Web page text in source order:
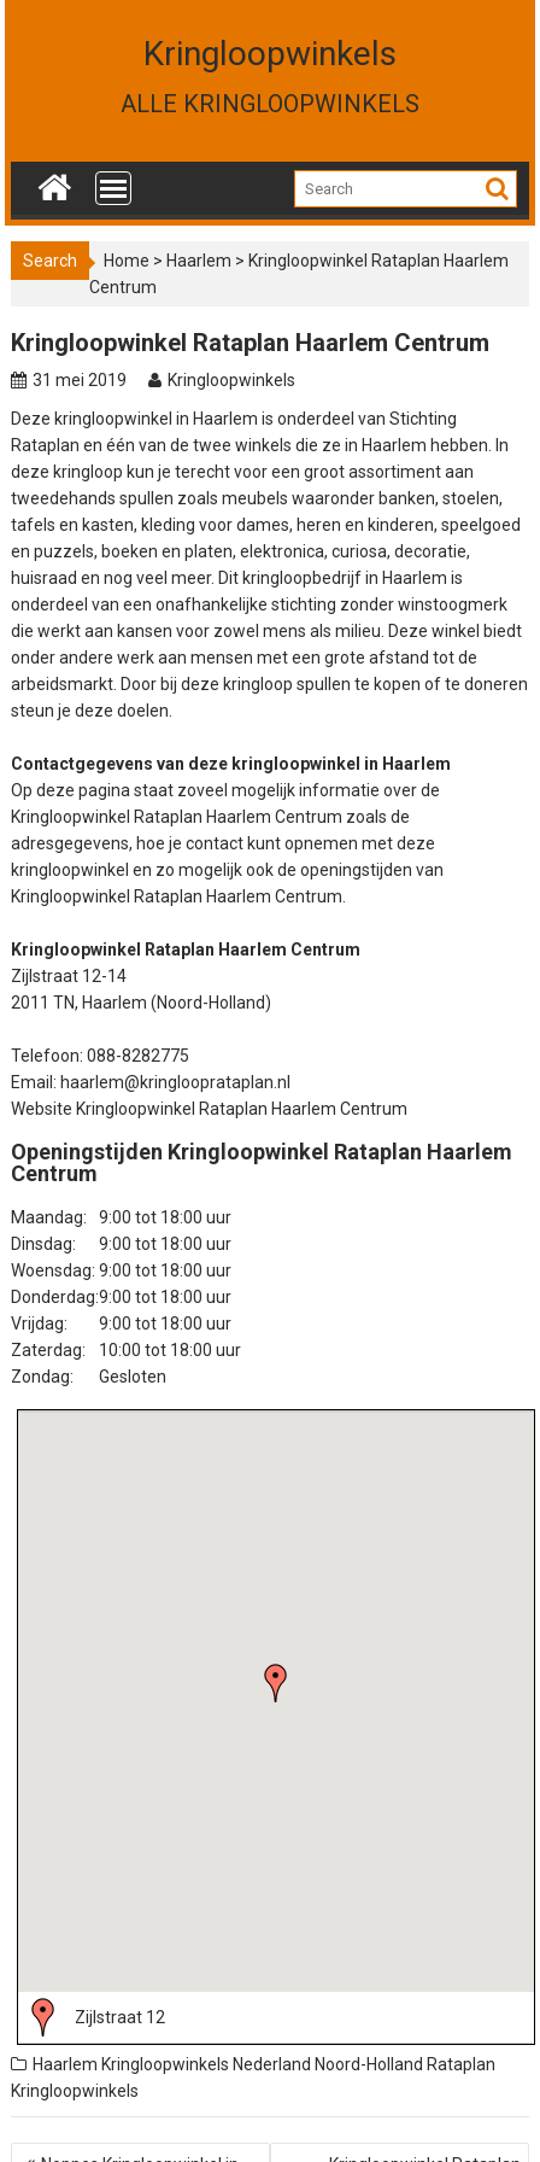
n
Kringloopwinkels
ALLE KRINGLOOPWINKELS
Search Home >Haarlem >Kringloopwinkel Rataplan Haarlem
Centrum
Kringloopwinkel Rataplan Haarlem Centrum
31 mei 2019
Kringloopwinkels
Deze kringloopwinkel in Haarlem is onderdeel van Stichting
Rataplan en één van de twee winkels die ze in Haarlem hebben. In
deze kringloop kun je terecht voor een groot assortiment aan
tweedehands spullen zoals meubels waaronder banken, stoelen,
tafels en kasten, kleding voor dames, heren en kinderen, speelgoed
en puzzels, boeken en platen, elektronica, curiosa, decoratie,
huisraad en nog veel meer. Dit kringloopbedrijf in Haarlem is
onderdeel van een onafhankelijke stichting zonder winstoogmerk
die werkt aan kansen voor zowel mens als milieu. Deze winkel biedt
onder andere werk aan mensen met een grote afstand tot de
arbeidsmarkt. Door bij deze kringloop spullen te kopen of te doneren
steun je deze doelen.
Contactgegevens van deze kringloopwinkel in Haarlem
Op deze pagina staat zoveel mogelijk informatie over de
Kringloopwinkel Rataplan Haarlem Centrum zoals de
adresgegevens, hoe je contact kunt opnemen met deze
kringloopwinkel en zo mogelijk ook de openingstijden van
Kringloopwinkel Rataplan Haarlem Centrum.
Kringloopwinkel Rataplan Haarlem Centrum
Zijlstraat 12-14
2011 TN, Haarlem (Noord-Holland)
Telefoon: 088-8282775
Email: haarlem@kringlooprataplan.nl
Website Kringloopwinkel Rataplan Haarlem Centrum
Openingstijden Kringloopwinkel Rataplan Haarlem
Centrum
Maandag:
9:00 tot 18:00 uur
Dinsdag:
9:00 tot 18:00 uur
Woensdag: 9:00 tot 18:00 uur
Donderdag:9:00 tot 18:00 uur
Vrijdag:
9:00 tot 18:00 uur
Zaterdag:
10:00 tot 18:00 uur
Zondag:
Gesloten
Zijlstraat 12
Haarlem Kringloopwinkels Nederland Noord-Holland Rataplan
Kringloopwinkels